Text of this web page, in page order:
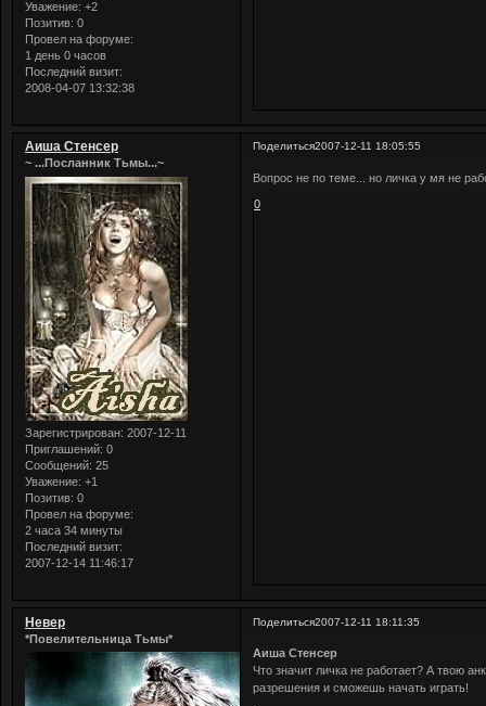
Уважение: +2
Позитив: 0
Провел на форуме:
1 день 0 часов
Последний визит:
2008-04-07 13:32:38
Поделиться2007-12-11 18:05:55
Аиша Стенсер
~ ...Посланник Тьмы...~
Зарегистрирован: 2007-12-11
Приглашений: 0
Сообщений: 25
Уважение: +1
Позитив: 0
Провел на форуме:
2 часа 34 минуты
Последний визит:
2007-12-14 11:46:17
Вопрос не по теме... но личка у мя не
0
Поделиться2007-12-11 18:11:35
Невер
*Повелительница Тьмы*
Аиша Стенсер
Что значит личка не работает? А твою
разрешения и сможешь начать играть!